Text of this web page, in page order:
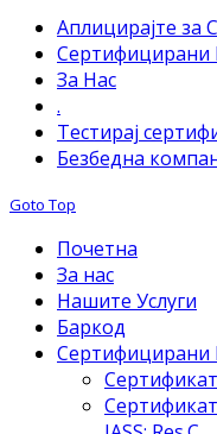
Аплицирајте за
Сертифицирани
За Нас
.
Тестирај
Безбедна
Goto Top
Почетна
За нас
Нашите Услуги
Баркод
Сертифицирани